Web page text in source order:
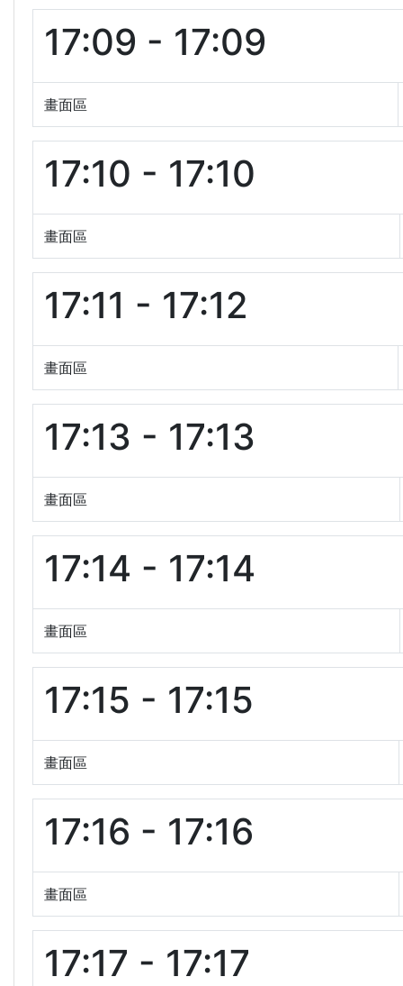
17:09 - 17:09
畫面區
17:10 - 17:10
畫面區
17:11 - 17:12
畫面區
17:13 - 17:13
畫面區
17:14 - 17:14
畫面區
17:15 - 17:15
畫面區
17:16 - 17:16
畫面區
17:17 - 17:17